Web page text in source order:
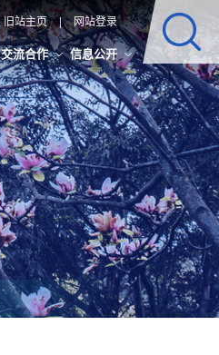
旧站主页 | 网站登录
交流合作 信息公开